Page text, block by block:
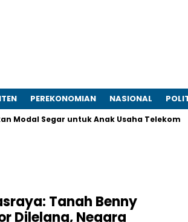
PEREKONOMIAN NASIONAL
Modal Segar untuk Anak Usaha
Tanah Benny
Dilelang, Negara